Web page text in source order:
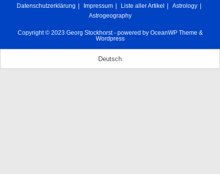
Datenschutzerklärung Impressum Liste aller Artikel
Astrology
Astrogeography
Copyright © 2023 Georg Stockhorst - powered by OceanWP Theme &
Wordpress
Deutsch